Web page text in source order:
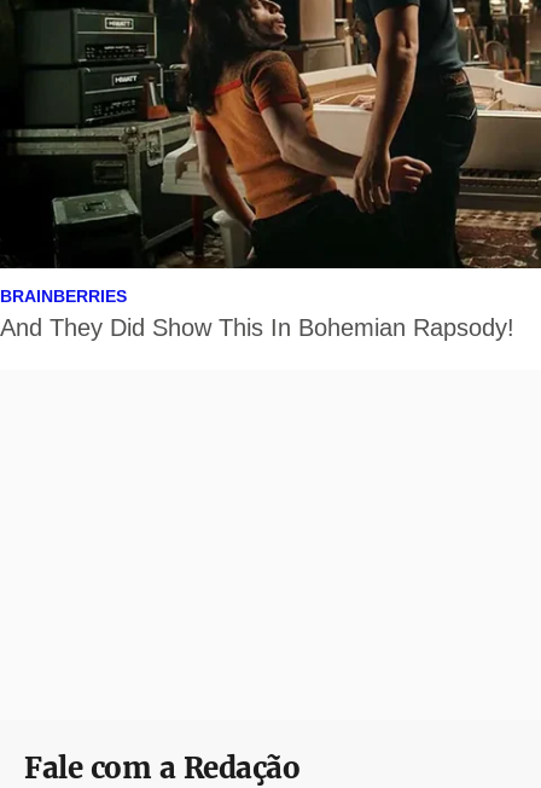
Fale com a Redação